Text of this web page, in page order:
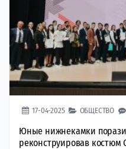
17-04-2025 ОБЩЕСТВО
Юные нижнекамки
реконструировав